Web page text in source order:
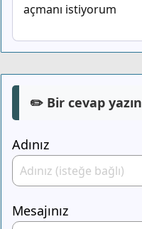
açmanı istiyorum
✏️ Bir cevap yazın
Adınız
Mesajınız